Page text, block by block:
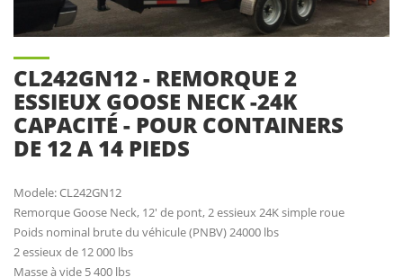
CL242GN12 - REMORQUE 2
ESSIEUX GOOSE NECK -24K
CAPACITÉ - POUR CONTAINERS
DE 12 A 14 PIEDS
Modele: CL242GN12
Remorque Goose Neck, 12' de pont, 2 essieux 24K simple roue
Poids nominal brute du véhicule (PNBV) 24000 lbs
2 essieux de 12 000 lbs
Masse à vide 5 400 lbs